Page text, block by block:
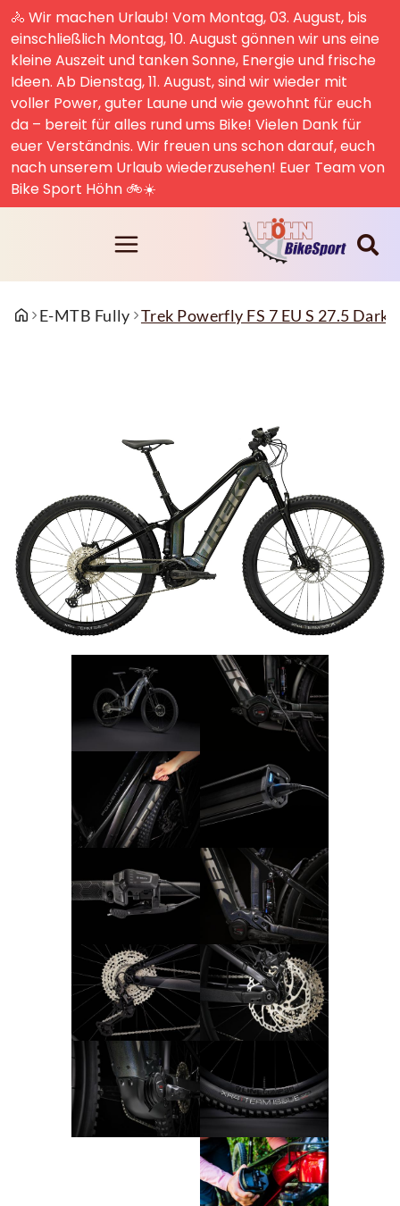
🚴 Wir machen Urlaub! Vom Montag, 03. August, bis
einschließlich Montag, 10. August gönnen wir uns eine
kleine Auszeit und tanken Sonne, Energie und frische
Ideen. Ab Dienstag, 11. August, sind wir wieder mit
voller Power, guter Laune und wie gewohnt für euch
da – bereit für alles rund ums Bike! Vielen Dank für
euer Verständnis. Wir freuen uns schon darauf, euch
nach unserem Urlaub wiederzusehen! Euer Team von
Bike Sport Höhn 🚲☀️
E-MTB Fully Trek Powerfly FS 7 EU S 27.5